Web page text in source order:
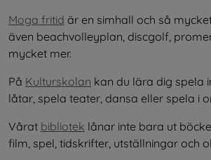
Moga fritid är en simhall och så
även beachvolleyplan, discgolf,
mycket mer.
På Kulturskolan kan du lära dig spela
låtar, spela teater, dansa eller spela i
Vårat bibliotek lånar inte bara ut
film, spel, tidskrifter, utställningar och